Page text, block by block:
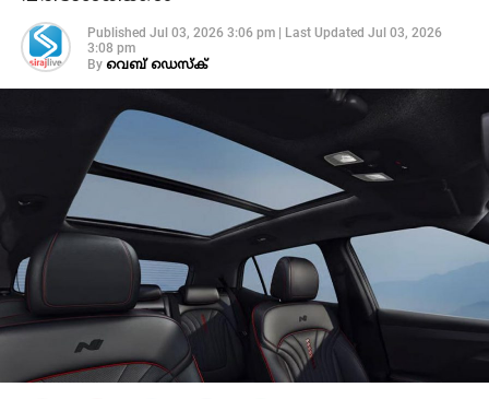
Published Jul 03, 2026 3:06 pm| Last Updated Jul 03, 2026
3:08 pm
By വെബ് ഡെസ്‌ക്